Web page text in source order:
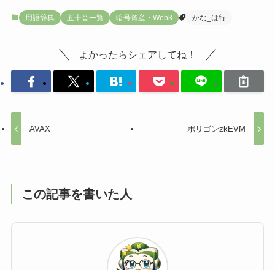
用語辞典 五十音一覧 暗号資産・Web3 かな_は行
よかったらシェアしてね！
AVAX ポリゴンzkEVM
この記事を書いた人